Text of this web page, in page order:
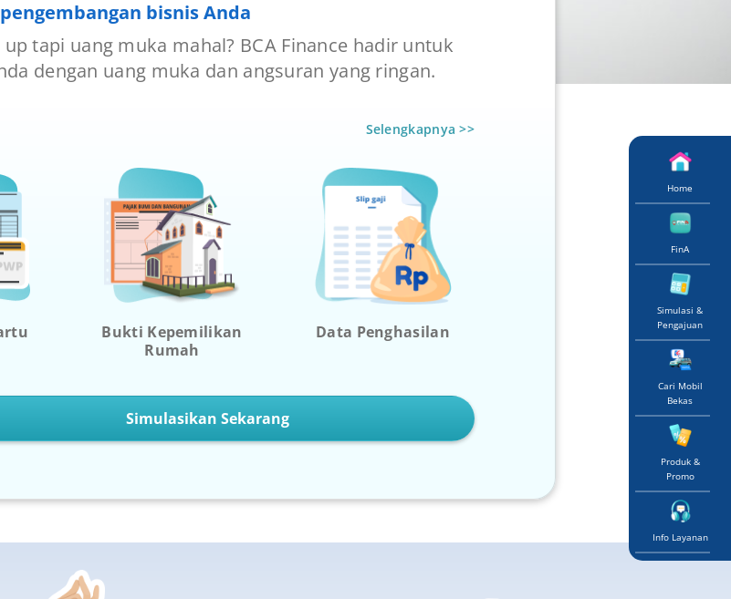
Home
FinA
Simulasi &
Pengajuan
Cari Mobil
Bekas
Produk &
Promo
Info Layanan
bisnis Anda
tapi uang muka mahal? BCA Finance hadir untuk
dengan uang muka dan angsuran yang ringan.
Selengkapnya >>
Bukti Kepemilikan
Rumah
Data Penghasilan
Simulasikan Sekarang